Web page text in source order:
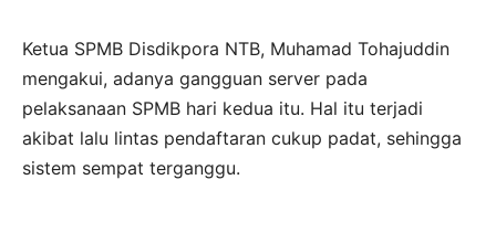
Ketua SPMB Disdikpora NTB, Muhamad Tohajuddin
mengakui, adanya gangguan server pada
pelaksanaan SPMB hari kedua itu. Hal itu terjadi
akibat lalu lintas pendaftaran cukup padat, sehingga
sistem sempat terganggu.